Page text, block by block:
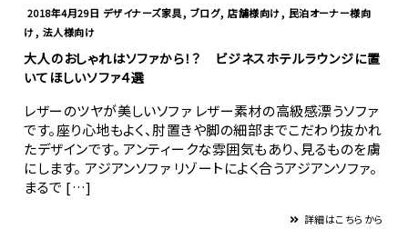
2018年4月29日 デザイナーズ家具, ブログ,店舗様向け, 民泊オーナー様向
け, 法人様向け
大人のおしゃれはソファから！？ ビジネスホテルラウンジに置
いてほしいソファ４選
レザーのツヤが美しいソファ レザー素材の高級感漂うソファ
です。座り心地もよく、肘置きや脚の細部までこだわり抜かれ
たデザインです。 アンティークな雰囲気もあり、見るものを虜
にします。 アジアンソファ リゾートによく合うアジアンソファ。
まるで […]
詳細はこちらから